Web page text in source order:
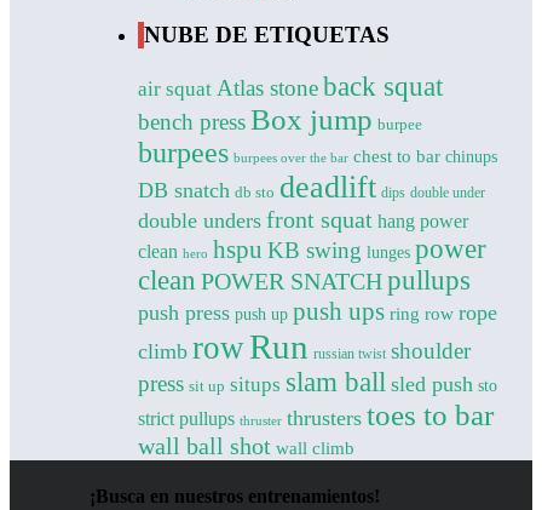
NUBE DE ETIQUETAS
air squat Atlas stoneback squat
bench press Box jump burpee
burpees burpees over the bar chest to bar chinups
DB snatch db sto deadlift dips double under
double unders front squat hang power
clean hero hspu KB swing lunges power
clean POWER SNATCHpullups
push press push up push ups ring row rope
climb rowRun russian twist shoulder
press sit up situps slam ball sled push sto
strict pullups thruster thrusters toes to bar
wall ball shot wall climb
¡Busca en nuestros entrenamientos!